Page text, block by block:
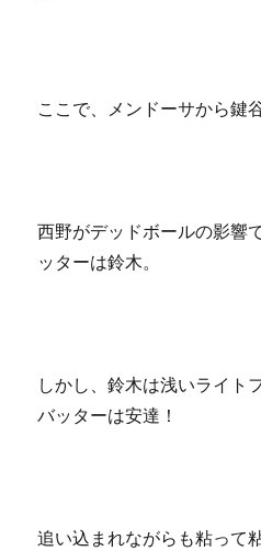
ここで、メンドーサから鍵
西野がデッドボールの影響
ッターは鈴木。
しかし、鈴木は浅いライト
バッターは安達！
追い込まれながらも粘って